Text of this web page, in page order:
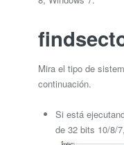
Mira el tipo de
continuación.
Si está
de 32 bits 10/8/